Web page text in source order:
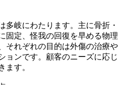
多岐にわたります。主に骨折・
固定、怪我の回復を早める物理
それぞれの目的は外傷の治療や
ョンです。顧客のニーズに応じ
ます。